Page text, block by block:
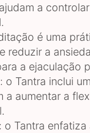
a
é uma
reduzir a
a ejaculação
o Tantra inclui
a aumentar a
o Tantra